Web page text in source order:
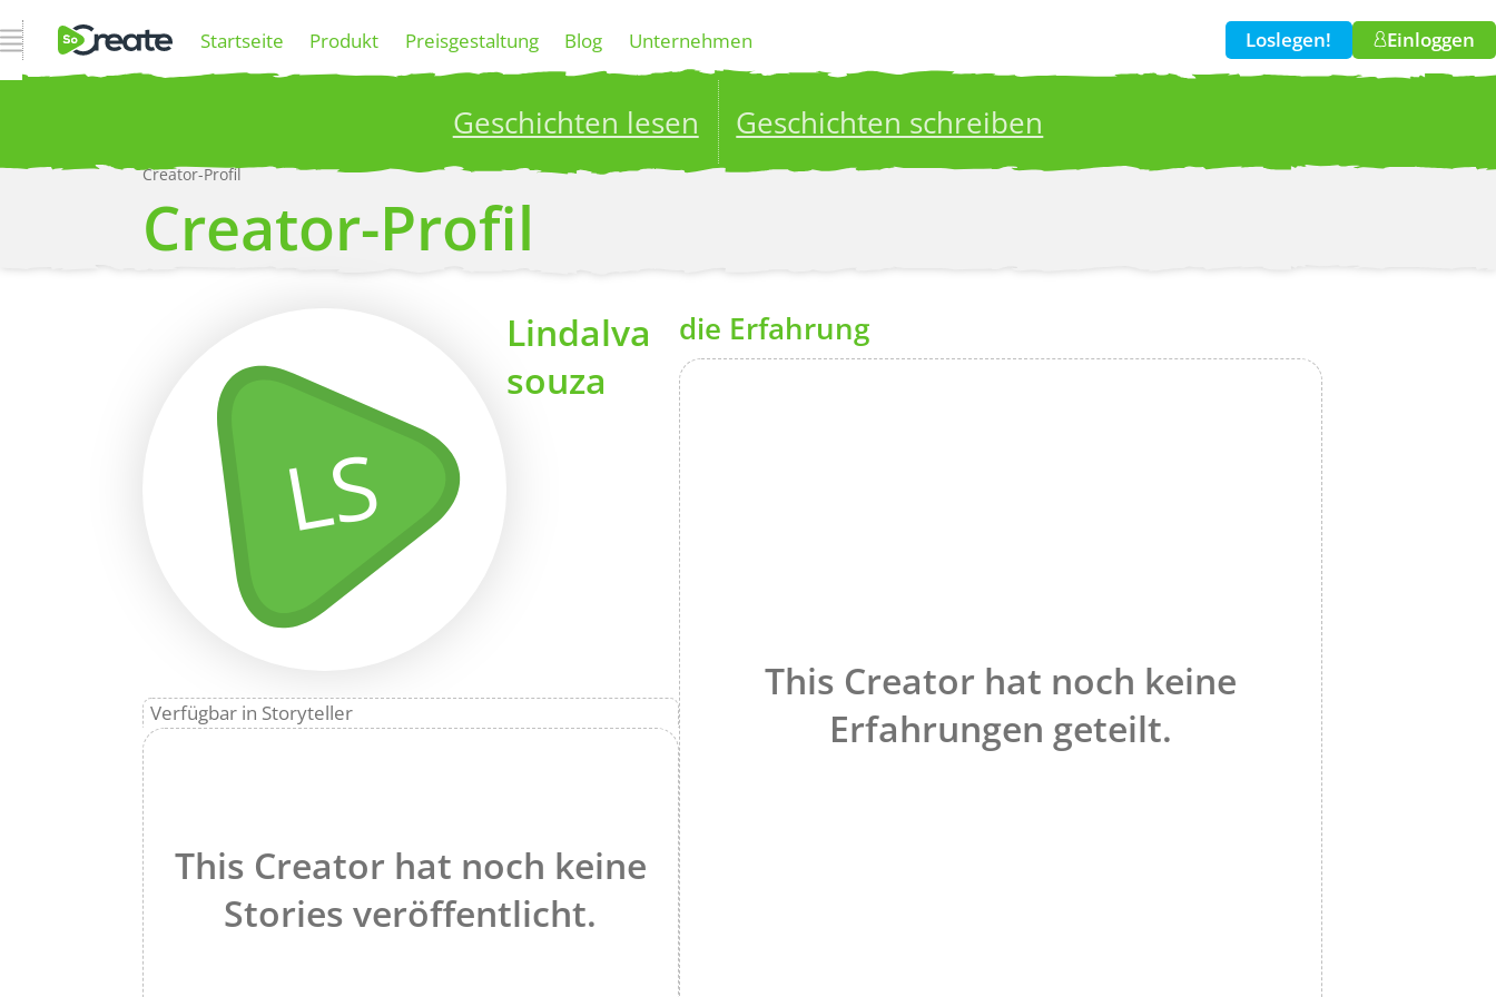
Navigation öffnen Startseite Produkt Preisgestaltung Blog Unternehmen Loslegen! Einloggen
Geschichten lesen Geschichten schreiben
Publish your stories to a global audience.
Creator-Profil
Creator-Profil
LS
Lindalva
souza
Verfügbar in Storyteller
This Creator hat noch keine
Stories veröffentlicht.
die Erfahrung
This Creator hat noch keine
Erfahrungen geteilt.